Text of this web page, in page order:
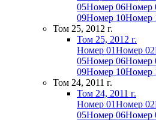
05Номер 06Номер
09Номер 10Номер
Том 25, 2012 г.
Том 25, 2012 г.
Номер 01Номер 02
05Номер 06Номер
09Номер 10Номер
Том 24, 2011 г.
Том 24, 2011 г.
Номер 01Номер 02
05Номер 06Номер